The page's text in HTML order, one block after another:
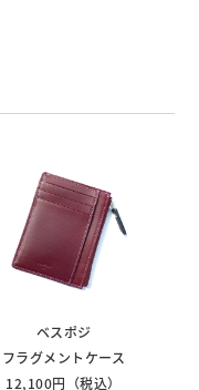
ベスポジ
フラグメントケース
12,100円（税込）